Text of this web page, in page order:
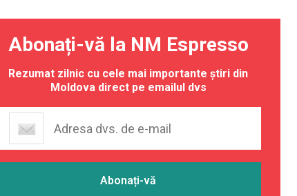
Abonați-vă la NM Espresso
Rezumat zilnic cu cele mai importante știri din
Moldova direct pe emailul dvs